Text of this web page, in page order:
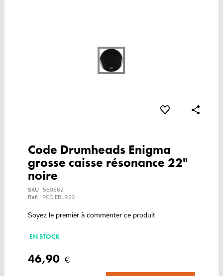
Code Drumheads Enigma
grosse caisse résonance 22"
noire
SKU
560662
Ref.
PCO EBLR22
Soyez le premier à commenter ce produit
EN STOCK
46,90 €